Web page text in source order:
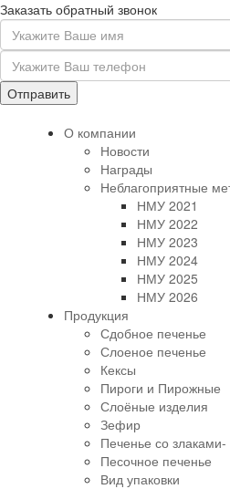
Заказать обратный звонок
О компании
Новости
Награды
Неблагоприятные
НМУ 2021
НМУ 2022
НМУ 2023
НМУ 2024
НМУ 2025
НМУ 2026
Продукция
Сдобное печенье
Слоеное печенье
Кексы
Пироги и Пирожные
Слоёные изделия
Зефир
Печенье со
Песочное печенье
Вид упаковки